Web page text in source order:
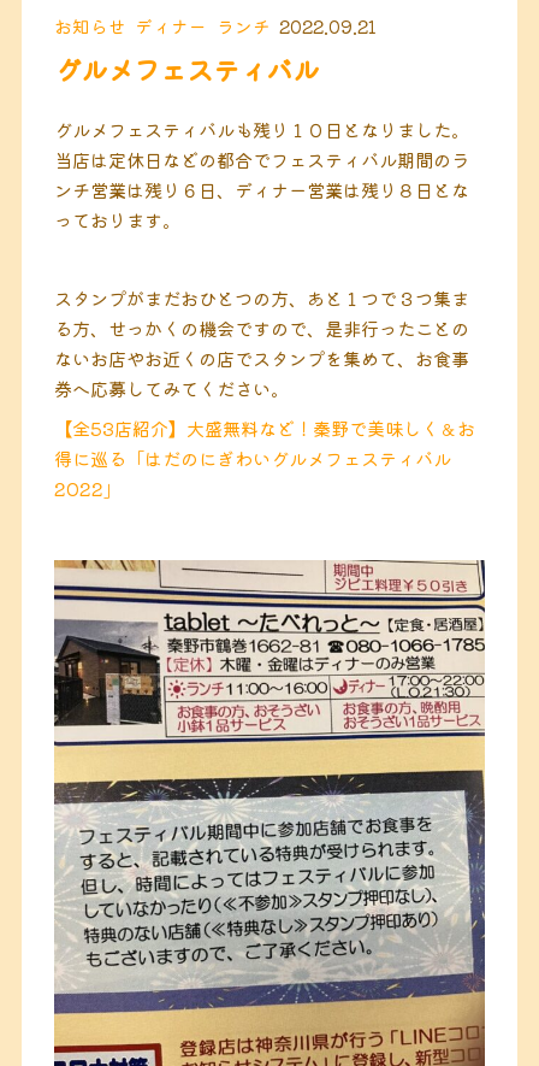
お知らせ ディナー ランチ 2022.09.21
グルメフェスティバル
グルメフェスティバルも残り１０日となりました。
当店は定休日などの都合でフェスティバル期間のラ
ンチ営業は残り６日、ディナー営業は残り８日とな
っております。
スタンプがまだおひとつの方、あと１つで３つ集ま
る方、せっかくの機会ですので、是非行ったことの
ないお店やお近くの店でスタンプを集めて、お食事
券へ応募してみてください。
【全53店紹介】大盛無料など！秦野で美味しく＆お
得に巡る「はだのにぎわいグルメフェスティバル
2022」